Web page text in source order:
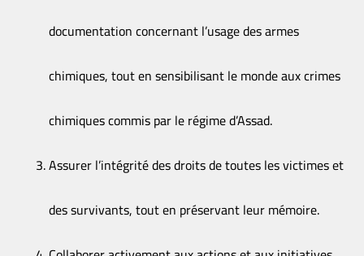
documentation concernant l’usage des armes
chimiques, tout en sensibilisant le monde aux crimes
chimiques commis par le régime d’Assad.
Assurer l’intégrité des droits de toutes les victimes et
des survivants, tout en préservant leur mémoire.